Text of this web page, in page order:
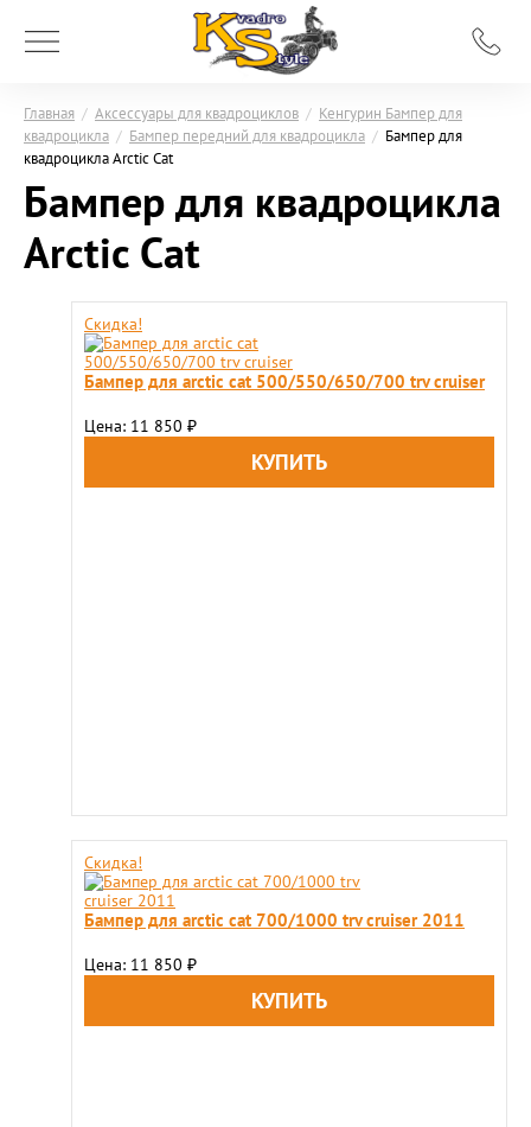
Главная / Аксессуары для квадроциклов / Кенгурин Бампер для
квадроцикла / Бампер передний для квадроцикла / Бампер для
квадроцикла Arctic Cat
Бампер для квадроцикла
Arctic Cat
Скидка!
Бампер для arctic cat 500/550/650/700 trv cruiser
Цена: 11 850 ₽
Скидка!
Бампер для arctic cat 700/1000 trv cruiser 2011
Цена: 11 850 ₽